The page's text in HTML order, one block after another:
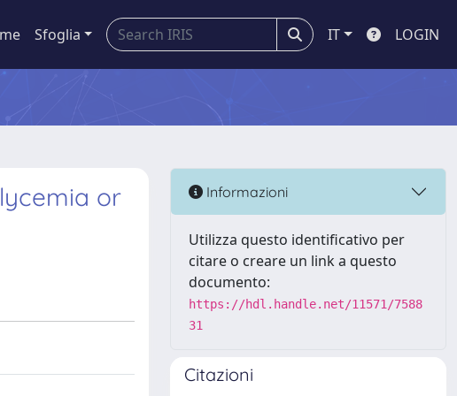
Sfoglia IT LOGIN
or
Informazioni
Utilizza questo identificativo per
citare o creare un link a questo
documento:
https://hdl.handle.net/11571/7588
31
Citazioni